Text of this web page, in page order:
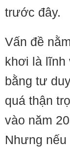
trước đây.
Vấn đề
khơi là lĩnh
bằng tư
quá thận
vào năm
Nhưng